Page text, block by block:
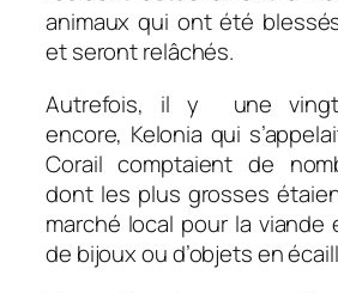
animaux qui ont été
et seront relâchés.
Autrefois, il y une
encore, Kelonia qui
Corail comptaient de
dont les plus grosses
marché local pour la viande
de bijoux ou d’objets en